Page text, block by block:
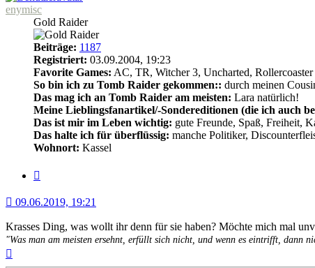
enymisc
Gold Raider
Beiträge: 1187
Registriert: 03.09.2004, 19:23
Favorite Games: AC, TR, Witcher 3, Uncharted,
So bin ich zu Tomb Raider gekommen:: durch meinen
Das mag ich an Tomb Raider am meisten: Lara natürlich!
Meine Lieblingsfanartikel/-Sondereditionen (die ich auch
Das ist mir im Leben wichtig: gute Freunde, Spaß, Freiheit,
Das halte ich für überflüssig: manche Politiker,
Wohnort: Kassel
09.06.2019, 19:21
Krasses Ding, was wollt ihr denn für sie haben? Möchte mich mal
"Was man am meisten ersehnt, erfüllt sich nicht, und wenn es eintrifft, dann